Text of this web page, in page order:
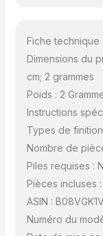
Fiche technique
Dimensions du
cm; 2 grammes
Poids : 2
Instructions
Types de
Nombre de
Piles requises :
Pièces incluses
ASIN :
Numéro du